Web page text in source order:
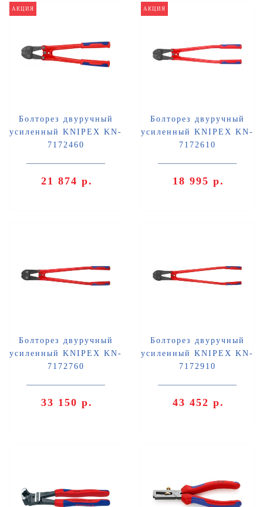
АКЦИЯ
Болторез двуручный
усиленный KNIPEX KN-
7172460
21 874 р.
АКЦИЯ
Болторез двуручный
усиленный KNIPEX KN-
7172610
18 995 р.
Болторез двуручный
усиленный KNIPEX KN-
7172760
33 150 р.
Болторез двуручный
усиленный KNIPEX KN-
7172910
43 452 р.